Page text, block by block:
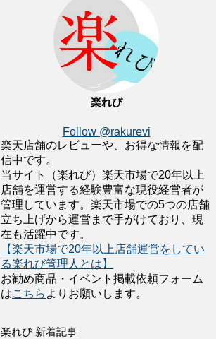
楽れび
Follow @rakurevi
楽天店舗のレビューや、お得な情報を配
信中です。
当サイト（楽れび）楽天市場で20年以上
店舗を運営する経験豊富な現役経営者が
管理しています。楽天市場での5つの店舗
立ち上げから運営まで手がけており、現
在も活躍中です。
【楽天市場で20年以上店舗運営をしてい
る楽れび管理人とは】
お勧め商品・イベント掲載依頼フォーム
はこちら よりお願いします。
楽れび 新着記事